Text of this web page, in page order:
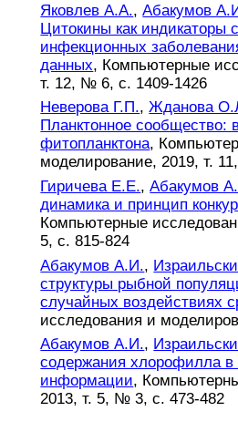
Яковлев А.А.,Абакумов
Цитокины как индикаторы
инфекционных
данных, Компьютерные
т. 12, № 6, с. 1409-1426
Неверова Г.П.,Жданова
Планктонное сообщество:
фитопланктона,
моделирование, 2019, т.
Гиричева Е.Е.,Абакумов
динамика и принцип
Компьютерные
5, с. 815-824
Абакумов А.И.,
структуры рыбной
случайных воздействиях
исследования и
Абакумов А.И.,
содержания хлорофилла в
информации,
2013, т. 5, № 3, с. 473-482